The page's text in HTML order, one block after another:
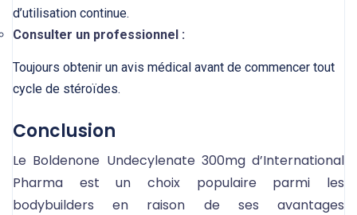
d’utilisation continue.
Consulter un professionnel :
Toujours obtenir un avis médical avant de commencer tout
cycle de stéroïdes.
Conclusion
Le Boldenone Undecylenate 300mg d’International
Pharma est un choix populaire parmi les
bodybuilders en raison de ses avantages